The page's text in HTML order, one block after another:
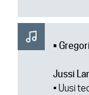
•
Jussi
• Uusi